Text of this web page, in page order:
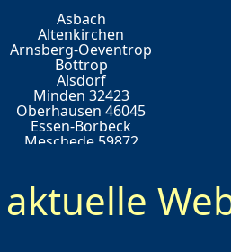
Asbach
Altenkirchen
Arnsberg-Oeventrop
Bottrop
Alsdorf
Minden 32423
Oberhausen 46045
Essen-Borbeck
Meschede 59872
Aachen
Hattingen
aktuelle